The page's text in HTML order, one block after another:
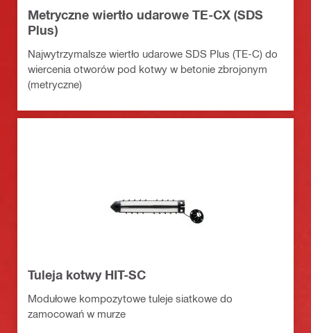
Metryczne wiertło udarowe TE-CX (SDS
Plus)
Najwytrzymalsze wiertło udarowe SDS Plus (TE-C) do
wiercenia otworów pod kotwy w betonie zbrojonym
(metryczne)
Tuleja kotwy HIT-SC
Modułowe kompozytowe tuleje siatkowe do
zamocowań w murze